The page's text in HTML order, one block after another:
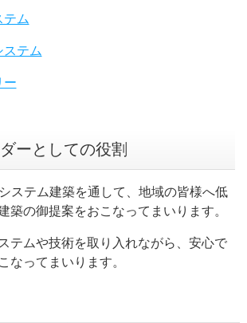
テム
ステム
ー
ーとしての役割
ステム建築を通して、地域の皆様へ低
築の御提案をおこなってまいります。
テムや技術を取り入れながら、安心で
なってまいります。